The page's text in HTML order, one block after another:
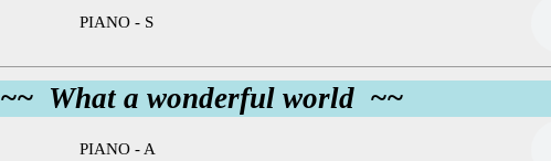
PIANO - S
~~ What a wonderful world ~~
PIANO - A